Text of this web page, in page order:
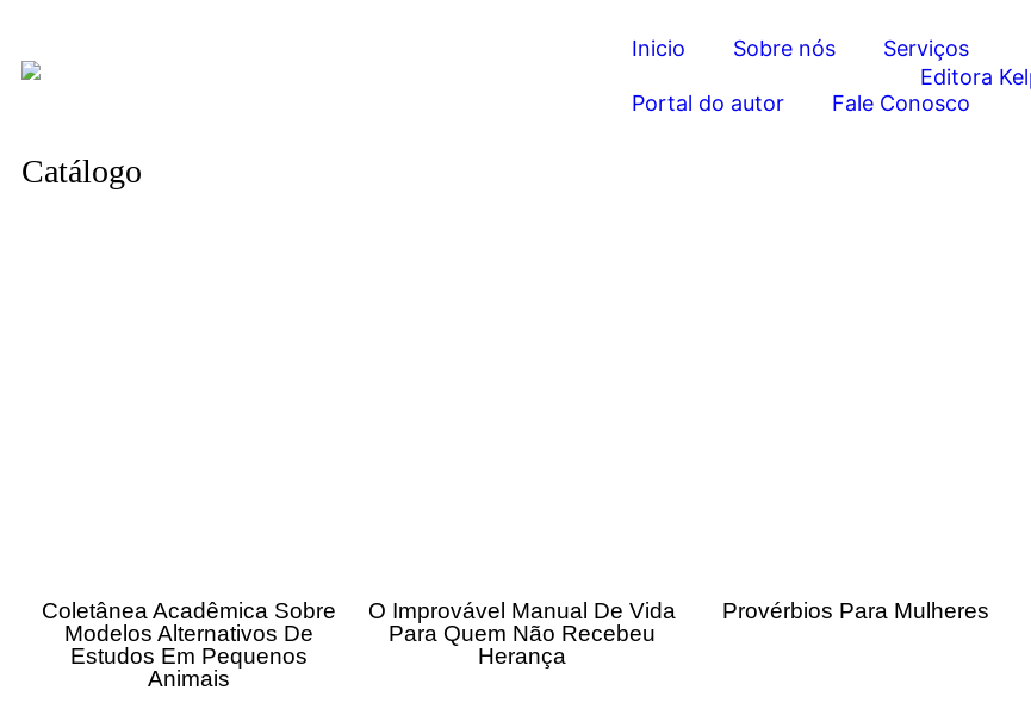
Inicio Sobre nós Serviços
Portal do autor Fale Conosco
Catálogo
Coletânea Acadêmica Sobre
Modelos Alternativos De
Estudos Em Pequenos
Animais
O Improvável Manual De Vida
Para Quem Não Recebeu
Herança
Provérbios Para Mulheres